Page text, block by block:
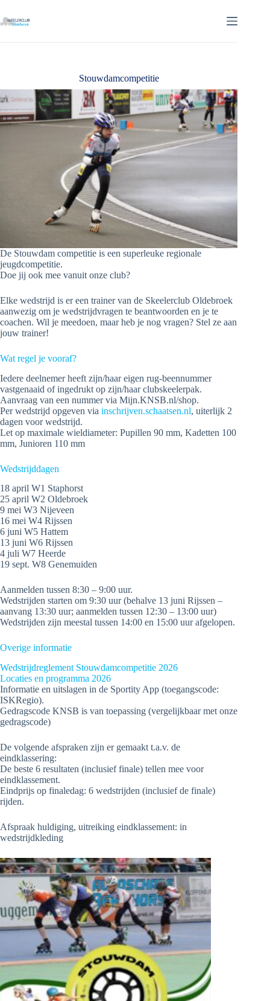
naar
de
Stouwdamcompetitie
De Stouwdam competitie is een superleuke regionale
jeugdcompetitie.
Doe jij ook mee vanuit onze club?
Elke wedstrijd is er een trainer van de Skeelerclub Oldebroek
aanwezig om je wedstrijdvragen te beantwoorden en je te
coachen. Wil je meedoen, maar heb je nog vragen? Stel ze aan
jouw trainer!
Wat regel je vooraf?
Iedere deelnemer heeft zijn/haar eigen rug-beennummer
vastgenaaid of ingedrukt op zijn/haar clubskeelerpak.
Aanvraag van een nummer via Mijn.KNSB.nl/shop.
Per wedstrijd opgeven via inschrijven.schaatsen.nl, uiterlijk 2
dagen voor wedstrijd.
Let op maximale wieldiameter: Pupillen 90 mm, Kadetten 100
mm, Junioren 110 mm
Wedstrijddagen
18 april W1 Staphorst
25 april W2 Oldebroek
9 mei W3 Nijeveen
16 mei W4 Rijssen
6 juni W5 Hattem
13 juni W6 Rijssen
4 juli W7 Heerde
19 sept. W8 Genemuiden
Aanmelden tussen 8:30 – 9:00 uur.
Wedstrijden starten om 9:30 uur (behalve 13 juni Rijssen –
aanvang 13:30 uur; aanmelden tussen 12:30 – 13:00 uur)
Wedstrijden zijn meestal tussen 14:00 en 15:00 uur afgelopen.
Overige informatie
Wedstrijdreglement Stouwdamcompetitie 2026
Locaties en programma 2026
Informatie en uitslagen in de Sportity App (toegangscode:
ISKRegio).
Gedragscode KNSB is van toepassing (vergelijkbaar met onze
gedragscode)
De volgende afspraken zijn er gemaakt t.a.v. de
eindklassering:
De beste 6 resultaten (inclusief finale) tellen mee voor
eindklassement.
Eindprijs op finaledag: 6 wedstrijden (inclusief de finale)
rijden.
Afspraak huldiging, uitreiking eindklassement: in
wedstrijdkleding